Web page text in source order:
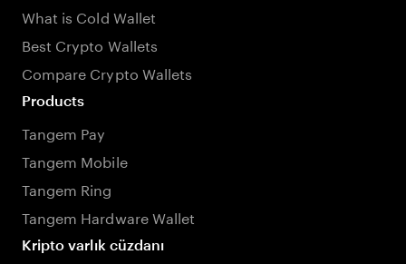
What is Cold Wallet
Best Crypto Wallets
Compare Crypto Wallets
Products
Tangem Pay
Tangem Mobile
Tangem Ring
Tangem Hardware Wallet
Kripto varlık cüzdanı